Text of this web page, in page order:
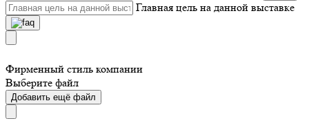
Главная цель на данной выставке
Фирменный стиль компании
Выберите файл
Добавить ещё файл